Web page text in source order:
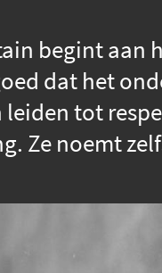
begint aan
dat het
tot
Ze noemt